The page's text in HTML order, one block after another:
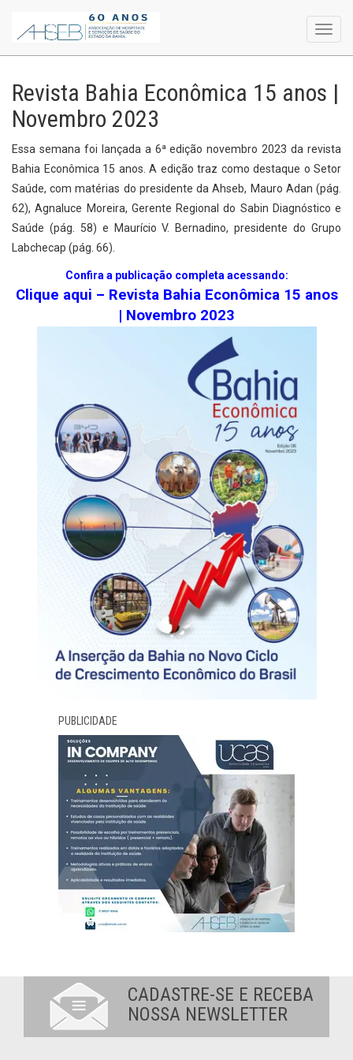
Revista Bahia Econômica 15 anos |
Novembro 2023
Essa semana foi lançada a 6ª edição novembro 2023 da revista
Bahia Econômica 15 anos. A edição traz como destaque o Setor
Saúde, com matérias do presidente da Ahseb, Mauro Adan (pág.
62), Agnaluce Moreira, Gerente Regional do Sabin Diagnóstico e
Saúde (pág. 58) e Maurício V. Bernadino, presidente do Grupo
Labchecap (pág. 66).
Confira a publicação completa acessando:
Clique aqui – Revista Bahia Econômica 15 anos
| Novembro 2023
PUBLICIDADE
CADASTRE-SE E RECEBA
NOSSA NEWSLETTER